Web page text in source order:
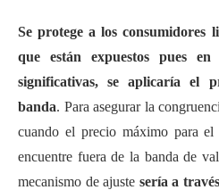
Se protege a los
que están expuestos pues
significativas, se aplicaría el
banda. Para asegurar la
cuando el precio máximo para el
encuentre fuera de la banda de
mecanismo de ajuste sería a